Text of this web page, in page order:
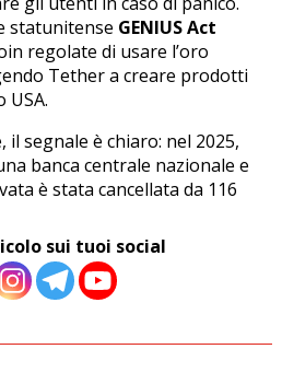
statunitense GENIUS Act
regolate di usare l’oro
Tether a creare prodotti
USA.
segnale è chiaro: nel 2025,
banca centrale nazionale e
è stata cancellata da 116
sui tuoi social